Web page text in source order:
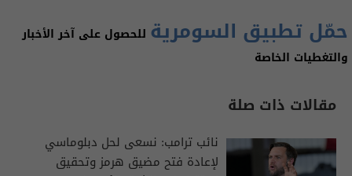
حمّل تطبيق السومرية للحصول على آخر الأخبار
والتغطيات الخاصة
مقالات ذات صلة
نائب ترامب: نسعى لحل دبلوماسي
لإعادة فتح مضيق هرمز وتحقيق